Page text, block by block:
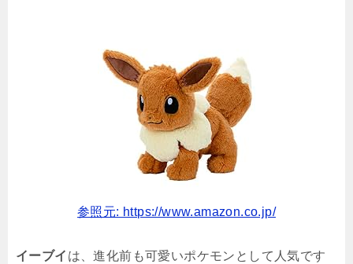
参照元: https://www.amazon.co.jp/
イーブイ は、進化前も可愛いポケモンとして人気です